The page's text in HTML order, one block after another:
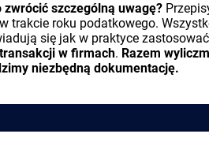
szczególną uwagę?
roku podatkowego.
się jak w praktyce
w firmach. Razem
niezbędną dokumentację.